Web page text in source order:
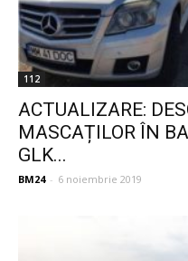
112
ACTUALIZARE:
MASCAȚILOR ÎN
GLK...
BM24 - 6 noiembrie 2019